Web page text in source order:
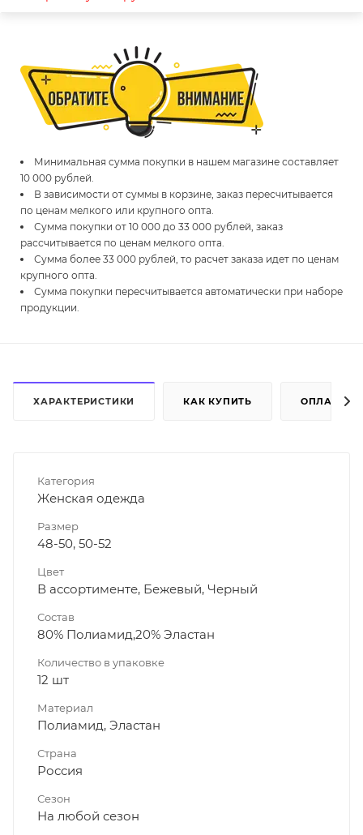
Минимальная сумма покупки в нашем магазине составляет
10 000 рублей.
В зависимости от суммы в корзине, заказ пересчитывается
по ценам мелкого или крупного опта.
Сумма покупки от 10 000 до 33 000 рублей, заказ
рассчитывается по ценам мелкого опта.
Сумма более 33 000 рублей, то расчет заказа идет по ценам
крупного опта.
Сумма покупки пересчитывается автоматически при наборе
продукции.
ХАРАКТЕРИСТИКИ КАК КУПИТЬ ОПЛАТА
Категория
Женская одежда
Размер
48-50, 50-52
Цвет
В ассортименте, Бежевый, Черный
Состав
80% Полиамид,20% Эластан
Количество в упаковке
12 шт
Материал
Полиамид, Эластан
Страна
Россия
Сезон
На любой сезон